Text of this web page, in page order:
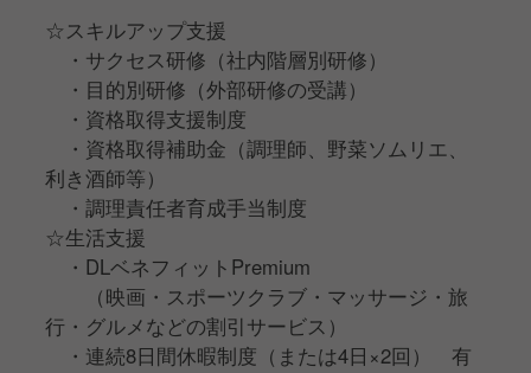
☆スキルアップ支援
・サクセス研修（社内階層別研修）
・目的別研修（外部研修の受講）
・資格取得支援制度
・資格取得補助金（調理師、野菜ソムリエ、
利き酒師等）
・調理責任者育成手当制度
☆生活支援
・DLベネフィットPremium
（映画・スポーツクラブ・マッサージ・旅
行・グルメなどの割引サービス）
・連続8日間休暇制度（または4日×2回） 有